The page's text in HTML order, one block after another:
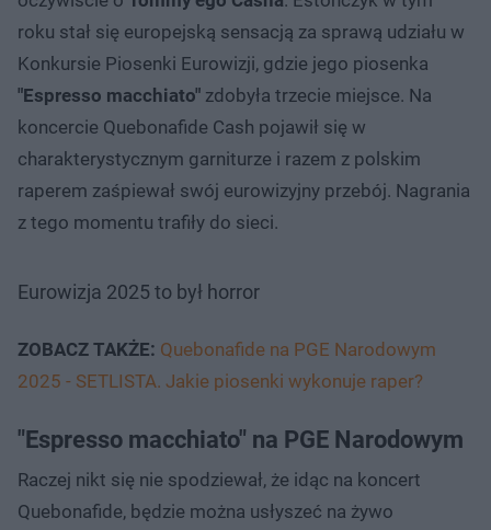
roku stał się europejską sensacją za sprawą udziału w
Konkursie Piosenki Eurowizji, gdzie jego piosenka
"Espresso macchiato" zdobyła trzecie miejsce. Na
koncercie Quebonafide Cash pojawił się w
charakterystycznym garniturze i razem z polskim
raperem zaśpiewał swój eurowizyjny przebój. Nagrania
z tego momentu trafiły do sieci.
Eurowizja 2025 to był horror
ZOBACZ TAKŻE: Quebonafide na PGE Narodowym
2025 - SETLISTA. Jakie piosenki wykonuje raper?
"Espresso macchiato" na PGE Narodowym
Raczej nikt się nie spodziewał, że idąc na koncert
Quebonafide, będzie można usłyszeć na żywo